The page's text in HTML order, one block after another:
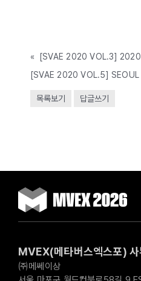
«
목록보기 답글쓰기
MVEX(메타버스엑스포)
㈜메쎄이상